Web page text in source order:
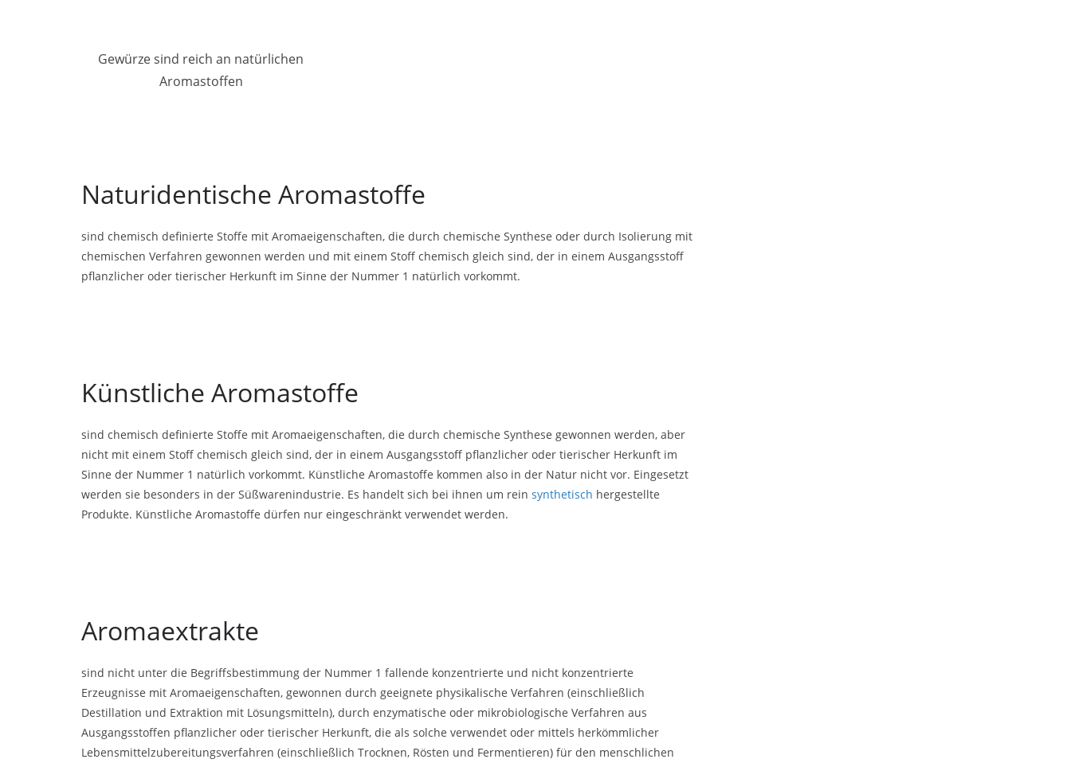
Gewürze sind reich an natürlichen
Aromastoffen
Naturidentische Aromastoffe
sind chemisch definierte Stoffe mit Aromaeigenschaften, die durch chemische Synthese oder durch Isolierung mit
chemischen Verfahren gewonnen werden und mit einem Stoff chemisch gleich sind, der in einem Ausgangsstoff
pflanzlicher oder tierischer Herkunft im Sinne der Nummer 1 natürlich vorkommt.
Künstliche Aromastoffe
sind chemisch definierte Stoffe mit Aromaeigenschaften, die durch chemische Synthese gewonnen werden, aber
nicht mit einem Stoff chemisch gleich sind, der in einem Ausgangsstoff pflanzlicher oder tierischer Herkunft im
Sinne der Nummer 1 natürlich vorkommt. Künstliche Aromastoffe kommen also in der Natur nicht vor. Eingesetzt
werden sie besonders in der Süßwarenindustrie. Es handelt sich bei ihnen um rein synthetisch hergestellte
Produkte. Künstliche Aromastoffe dürfen nur eingeschränkt verwendet werden.
Aromaextrakte
sind nicht unter die Begriffsbestimmung der Nummer 1 fallende konzentrierte und nicht konzentrierte
Erzeugnisse mit Aromaeigenschaften, gewonnen durch geeignete physikalische Verfahren (einschließlich
Destillation und Extraktion mit Lösungsmitteln), durch enzymatische oder mikrobiologische Verfahren aus
Ausgangsstoffen pflanzlicher oder tierischer Herkunft, die als solche verwendet oder mittels herkömmlicher
Lebensmittelzubereitungsverfahren (einschließlich Trocknen, Rösten und Fermentieren) für den menschlichen